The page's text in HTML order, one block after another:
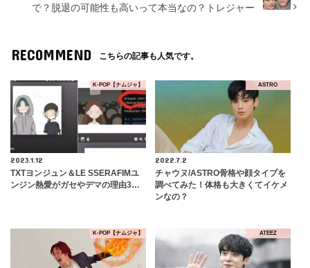
で？脱退の可能性も高いって本当なの？トレジャー
RECOMMEND こちらの記事も人気です。
K-POP【ナムジャ】
2023.1.12
TXTヨンジュン＆LE SSERAFIMユ
ンジン熱愛がガセやデマの理由3…
ASTRO
2022.7.2
チャウヌ/ASTRO骨格や顔タイプを
調べてみた！体格も大きくてイケメ
ンなの？
K-POP【ナムジャ】 ATEEZ